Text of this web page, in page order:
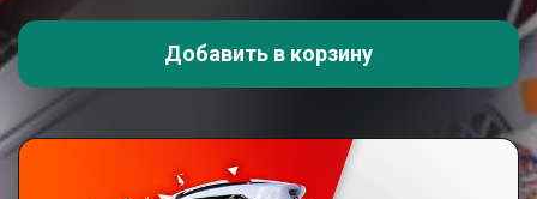
Добавить в корзину